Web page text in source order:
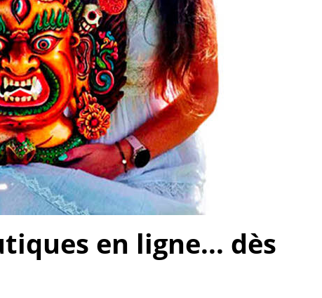
en ligne... dès